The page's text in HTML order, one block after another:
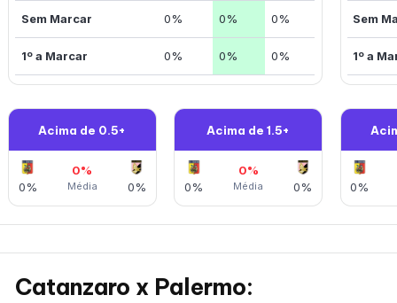
Sem Marcar 0% 0% 0%
1º a Marcar 0% 0% 0%
Sem
1º a
Acima de 0.5+
0%
0%
Média 0%
Acima de 1.5+
0%
0%
Média 0% 0%
Catanzaro x Palermo: